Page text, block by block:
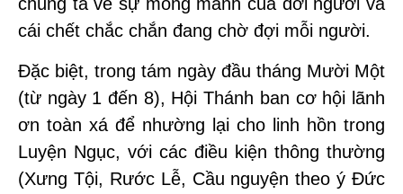
cái chết chắc chắn đang chờ đợi mỗi người.
Đặc biệt, trong tám ngày đầu tháng Mười Một
(từ ngày 1 đến 8), Hội Thánh ban cơ hội lãnh
ơn toàn xá để nhường lại cho linh hồn trong
Luyện Ngục, với các điều kiện thông thường
(Xưng Tội, Rước Lễ, Cầu nguyện theo ý Đức